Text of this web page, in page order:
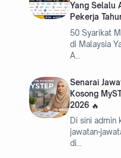
Yang Selalu
Pekerja
50 Syarikat
di Malaysia
A…
Senarai
Kosong
2026
Di sini admin
jawatan-
di…